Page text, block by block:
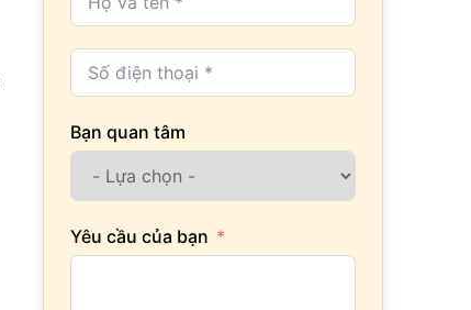
Bạn quan tâm
Yêu cầu của bạn